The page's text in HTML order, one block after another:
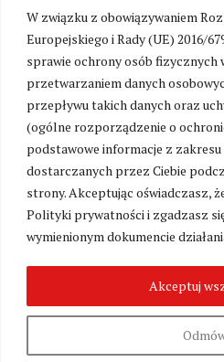
W związku z obowiązywaniem
Europejskiego i Rady (UE) 2016/
sprawie ochrony osób fizycznych
przetwarzaniem danych
przepływu takich danych oraz
(ogólne rozporządzenie o
podstawowe informacje z
dostarczanych przez Ciebie
strony. Akceptując oświadczasz,
Polityki prywatności i zgadzasz
wymienionym dokumencie
Akceptuj
Zmień
2026. Wszelkie Prawa
Polityka
Fundacja